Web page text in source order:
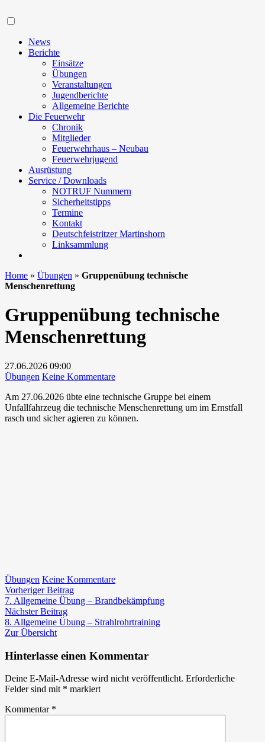
News
Berichte
Einsätze
Übungen
Veranstaltungen
Jugendberichte
Allgemeine Berichte
Die Feuerwehr
Chronik
Mitglieder
Feuerwehrhaus – Neubau
Feuerwehrjugend
Ausrüstung
Service / Downloads
NOTRUF Nummern
Sicherheitstipps
Termine
Kontakt
Deutschfeistritzer Martinshorn
Linksammlung
Home » Übungen » Gruppenübung technische
Menschenrettung
Gruppenübung technische
Menschenrettung
27.06.2026 09:00
Übungen Keine Kommentarezu
technische
Menschenrettung
Am 27.06.2026 übte eine technische Gruppe bei einem
Unfallfahrzeug die technische Menschenrettung um im Ernstfall
rasch und sicher agieren zu können.
Übungen Keine Kommentarezu
technische
Beitragsnavigation
Vorheriger BeitragVorheriger
Beitrag:
7. Allgemeine Übung – Brandbekämpfung
Nächster BeitragNächster
Beitrag:
8. Allgemeine Übung – Strahlrohrtraining
Zur Übersicht
Hinterlasse einen Kommentar
Deine E-Mail-Adresse wird nicht veröffentlicht. Erforderliche
Felder sind mit * markiert
Kommentar *